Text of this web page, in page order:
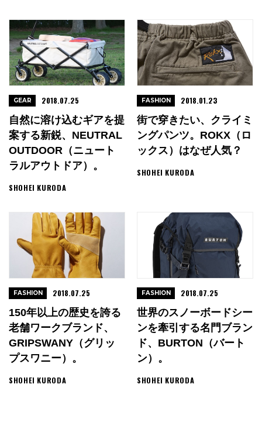
自然に溶け込むギアを提
案する新鋭、NEUTRAL
OUTDOOR（ニュート
ラルアウトドア）。
SHOHEI KURODA
GEAR 2018.07.25
街で穿きたい、クライミ
ングパンツ。ROKX（ロ
ックス）はなぜ人気？
SHOHEI KURODA
FASHION 2018.01.23
150年以上の歴史を誇る
老舗ワークブランド、
GRIPSWANY（グリッ
プスワニー）。
SHOHEI KURODA
FASHION 2018.07.25
世界のスノーボードシー
ンを牽引する名門ブラン
ド、BURTON（バート
ン）。
SHOHEI KURODA
FASHION 2018.07.25